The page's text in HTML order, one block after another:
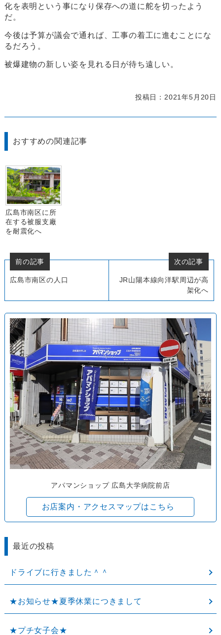
化を表明という事になり保存への道に舵を切ったよう
だ。
今後は予算が議会で通れば、工事の着工に進むことにな
るだろう。
被爆建物の新しい姿を見れる日が待ち遠しい。
投稿日：2021年5月20日
おすすめの関連記事
広島市南区に所
在する被服支廠
を耐震化へ
前の記事
広島市南区の人口
次の記事
JR山陽本線向洋駅周辺が高
架化へ
アパマンショップ 広島大学病院前店
お店案内・アクセスマップはこちら
最近の投稿
ドライブに行きました＾＾
★お知らせ★夏季休業につきまして
★プチ女子会★